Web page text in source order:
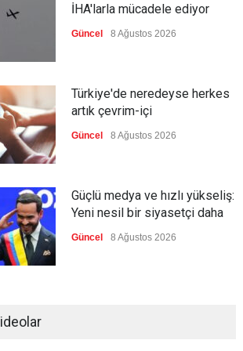
İHA'larla mücadele ediyor
Güncel 8 Ağustos 2026
Türkiye'de neredeyse herkes
artık çevrim-içi
Güncel 8 Ağustos 2026
Güçlü medya ve hızlı yükseliş:
Yeni nesil bir siyasetçi daha
Güncel 8 Ağustos 2026